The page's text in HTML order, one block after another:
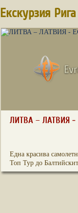
Екскурзия Рига
ЛИТВА – ЛАТВИЯ -
Една красива
Топ Тур до